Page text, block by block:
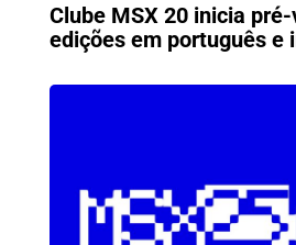
Clube MSX 20 inicia
edições em português e